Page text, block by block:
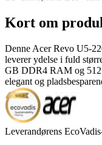
Kort om
Denne Acer Revo U5-
leverer ydelse i fuld
GB DDR4 RAM og 512
elegant og
Leverandørens